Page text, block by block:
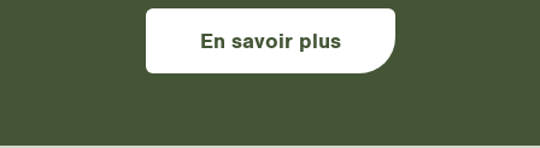
En savoir plus